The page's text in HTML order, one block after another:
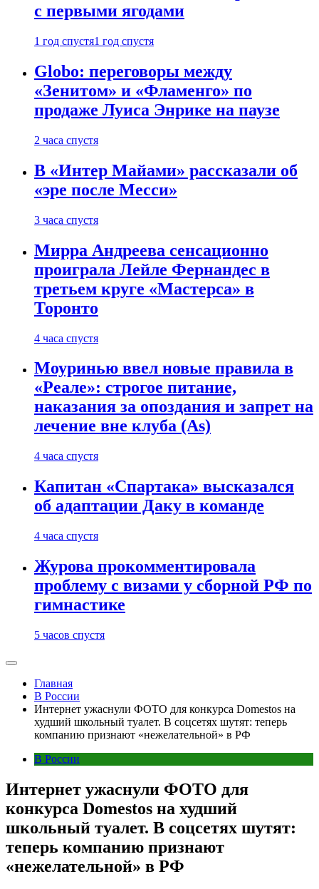
с первыми ягодами
1 год спустя1 год спустя
Globo: переговоры между
«Зенитом» и «Фламенго» по
продаже Луиса Энрике на паузе
2 часа спустя
В «Интер Майами» рассказали об
«эре после Месси»
3 часа спустя
Мирра Андреева сенсационно
проиграла Лейле Фернандес в
третьем круге «Мастерса» в
Торонто
4 часа спустя
Моуринью ввел новые правила в
«Реале»: строгое питание,
наказания за опоздания и запрет на
лечение вне клуба (As)
4 часа спустя
Капитан «Спартака» высказался
об адаптации Даку в команде
4 часа спустя
Журова прокомментировала
проблему с визами у сборной РФ по
гимнастике
5 часов спустя
Главная
В России
Интернет ужаснули ФОТО для конкурса Domestos на
худший школьный туалет. В соцсетях шутят: теперь
компанию признают «нежелательной» в РФ
В России
Интернет ужаснули ФОТО для
конкурса Domestos на худший
школьный туалет. В соцсетях шутят:
теперь компанию признают
«нежелательной» в РФ